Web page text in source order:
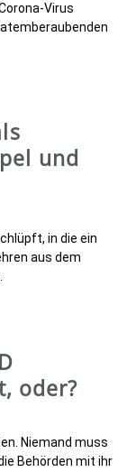
Virus
und
in die ein
aus dem
oder?
Niemand muss
Behörden mit ihr